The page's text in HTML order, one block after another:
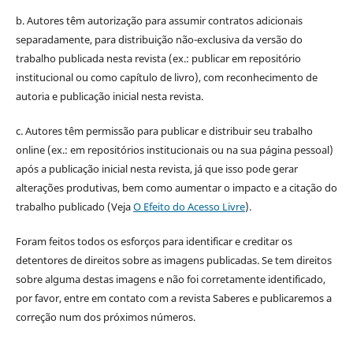
b. Autores têm autorização para assumir contratos adicionais
separadamente, para distribuição não-exclusiva da versão do
trabalho publicada nesta revista (ex.: publicar em repositório
institucional ou como capítulo de livro), com reconhecimento de
autoria e publicação inicial nesta revista.
c. Autores têm permissão para publicar e distribuir seu trabalho
online (ex.: em repositórios institucionais ou na sua página pessoal)
após a publicação inicial nesta revista, já que isso pode gerar
alterações produtivas, bem como aumentar o impacto e a citação do
trabalho publicado (VejaO Efeito do Acesso Livre).
Foram feitos todos os esforços para identificar e creditar os
detentores de direitos sobre as imagens publicadas. Se tem direitos
sobre alguma destas imagens e não foi corretamente identificado,
por favor, entre em contato com a revista Saberes e publicaremos a
correção num dos próximos números.